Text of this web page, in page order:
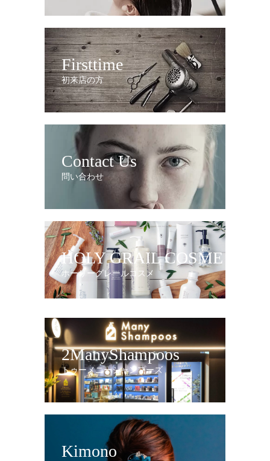
Firsttime
初来店の方
Contact Us
問い合わせ
HOLY GRAIL COSME
ホーリーグレールコスメ
2ManyShampoos
トゥーメニーシャンプーズ
Kimono